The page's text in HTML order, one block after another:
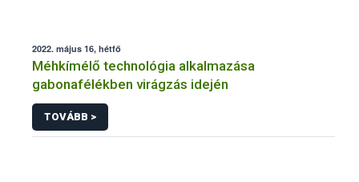
2022. május 16, hétfő
Méhkímélő technológia alkalmazása
gabonafélékben virágzás idején
TOVÁBB >